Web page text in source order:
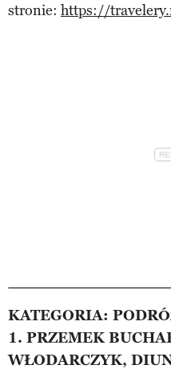
stronie: https://
KATEGORIA:
1. PRZEMEK
WŁODARCZYK,